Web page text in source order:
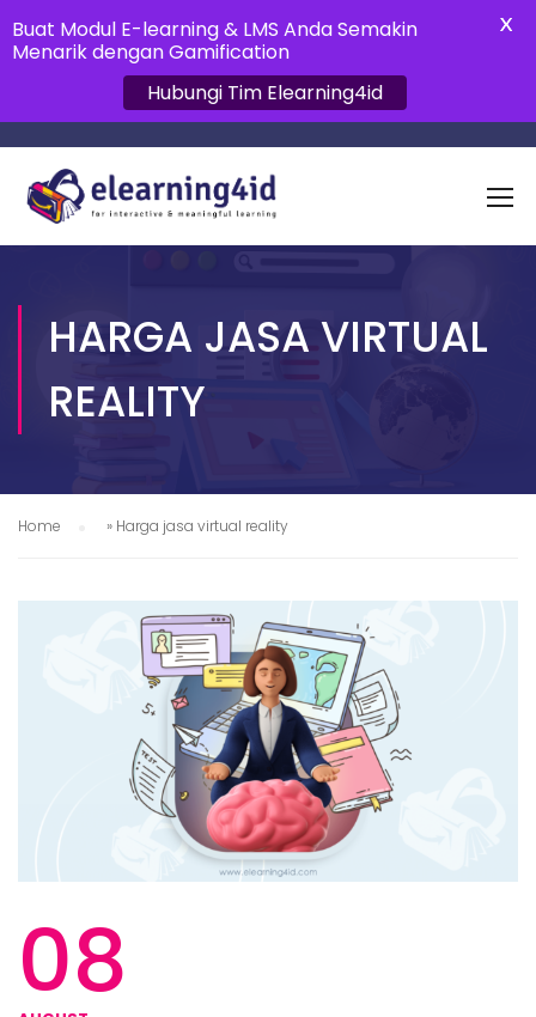
HARGA JASA VIRTUAL
REALITY
Home » Harga jasa virtual reality
08
Buat Modul E-learning & LMS Anda Semakin
Menarik dengan Gamification
Hubungi Tim Elearning4id
X